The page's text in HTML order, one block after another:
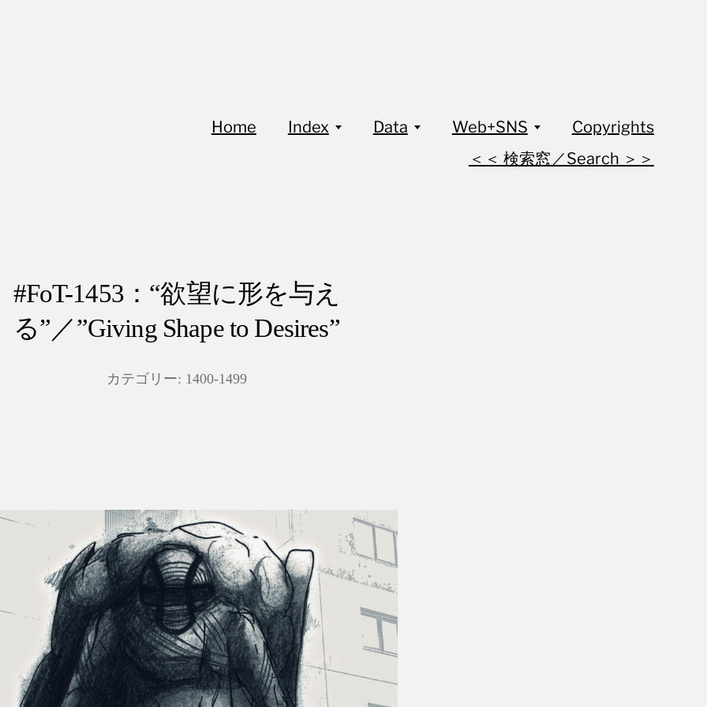
Home Index Data Web+SNS
Copyrights
＜＜ 検索窓／Search ＞＞
#FoT-1453：“欲望に形を与え
る”／”Giving Shape to Desires”
カテゴリー: 1400-1499